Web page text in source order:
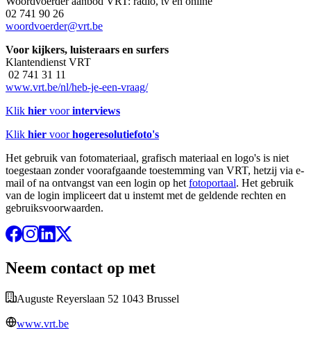
02 741 90 26
woordvoerder@vrt.be
Voor kijkers, luisteraars en surfers
Klantendienst VRT
02 741 31 11
www.vrt.be/nl/heb-je-een-vraag/
Klik hier voorinterviews
Klik hier voorhogeresolutiefoto's
Het gebruik van fotomateriaal, grafisch materiaal en logo's is niet
toegestaan zonder voorafgaande toestemming van VRT, hetzij via e-
mail of na ontvangst van een login op het fotoportaal. Het gebruik
van de login impliceert dat u instemt met de geldende rechten en
gebruiksvoorwaarden.
Neem contact op met
Auguste Reyerslaan 52 1043 Brussel
www.vrt.be